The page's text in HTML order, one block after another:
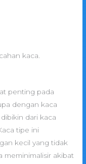
kaca.
penting pada
dengan kaca
dari kaca
tipe ini
kecil yang tidak
meminimalisir akibat